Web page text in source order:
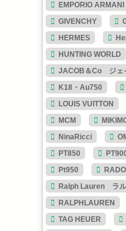
EMPORIO ARMANI
GIVENCHY
HERMES
HUNTING WORLD
JACOB＆Co ジェ
K18・Au750
LOUIS VUITTON
MCM
NinaRicci
PT850
Pt950
RADO
Ralph Lauren ラ
RALPHLAUREN
TAG HEUER